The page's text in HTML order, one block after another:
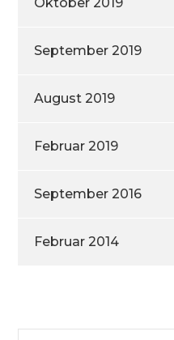
September 2019
August 2019
Februar 2019
September 2016
Februar 2014